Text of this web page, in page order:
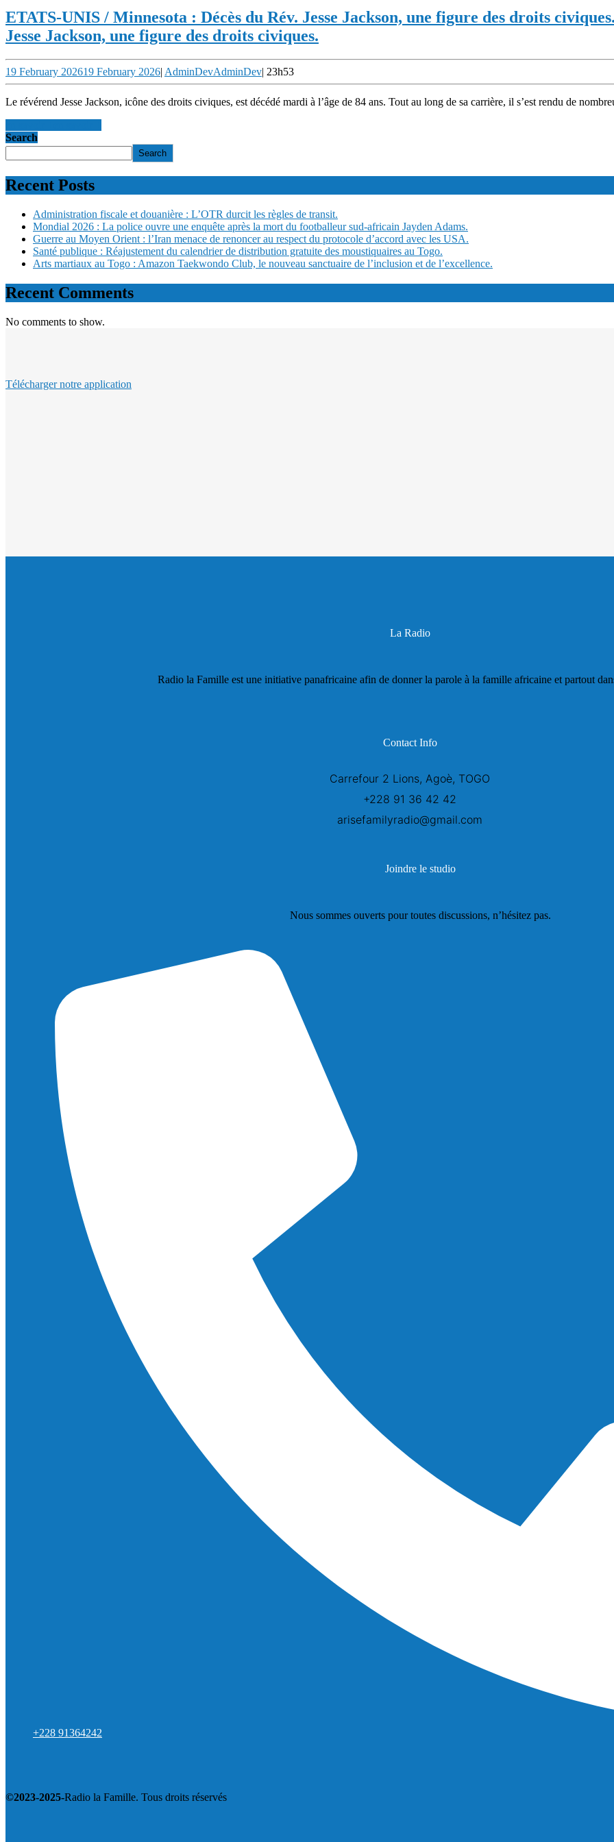
ETATS-UNIS / Minnesota : Décès du Rév. Jesse Jackson, une figure des droits civiques.
Jesse Jackson, une figure des droits civiques.
19 February 202619 February 2026| AdminDevAdminDev| 23h53
Le révérend Jesse Jackson, icône des droits civiques, est décédé mardi à l’âge de 84 ans. Tout au long de sa carrière, il s’est rendu de
Search
Search
Recent Posts
Administration fiscale et douanière : L’OTR durcit les règles de transit.
Mondial 2026 : La police ouvre une enquête après la mort du footballeur sud-africain Jayden Adams.
Guerre au Moyen Orient : l’Iran menace de renoncer au respect du protocole d’accord avec les USA.
Santé publique : Réajustement du calendrier de distribution gratuite des moustiquaires au Togo.
Arts martiaux au Togo : Amazon Taekwondo Club, le nouveau sanctuaire de l’inclusion et de l’excellence.
Recent Comments
No comments to show.
Télécharger notre application
La Radio
Radio la Famille est une initiative panafricaine afin de donner la parole à la famille africaine et partout
Contact Info
Carrefour 2 Lions, Agoè, TOGO
+228 91 36 42 42
arisefamilyradio@gmail.com
Joindre le studio
Nous sommes ouverts pour toutes discussions, n’hésitez pas.
+228 91364242
©2023-2025-Radio la Famille. Tous droits réservés